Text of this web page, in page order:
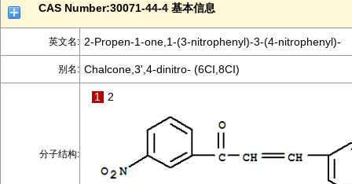
CAS Number:30071-44-4 基本信息
英文名: 2-Propen-1-one,1-(3-nitrophenyl)-3-(4-nitrophenyl)-
别名: Chalcone,3',4-dinitro- (6CI,8CI)
分子结构:
1 2